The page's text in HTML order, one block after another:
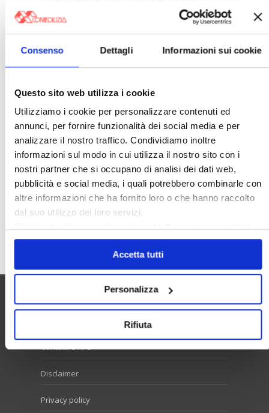
Consenso Dettagli Informazioni sui cookie
Questo sito web utilizza i cookie
Utilizziamo i cookie per personalizzare contenuti ed
annunci, per fornire funzionalità dei social media e per
analizzare il nostro traffico. Condividiamo inoltre
informazioni sul modo in cui utilizza il nostro sito con i
nostri partner che si occupano di analisi dei dati web,
pubblicità e social media, i quali potrebbero combinarle con
altre informazioni che ha fornito loro o che hanno raccolto
dal suo utilizzo dei loro servizi.
solo i cookie necessari.
Accetta tutti
Personalizza
Rifiuta
Firenze
Gabetti Spa
Green Deal
Green Party
Ideologia Green
Irregolarità Formali
Nudaproprietà
Prezzi Case
Prima Casa
Proprietari Casa
Rendite Catastali
Rivoluzioneliberale
Sunia
Trasferimenti
Treviso
Valore Case
Cerca
Utilità
Contatti e RPD
Disclaimer
Privacy policy